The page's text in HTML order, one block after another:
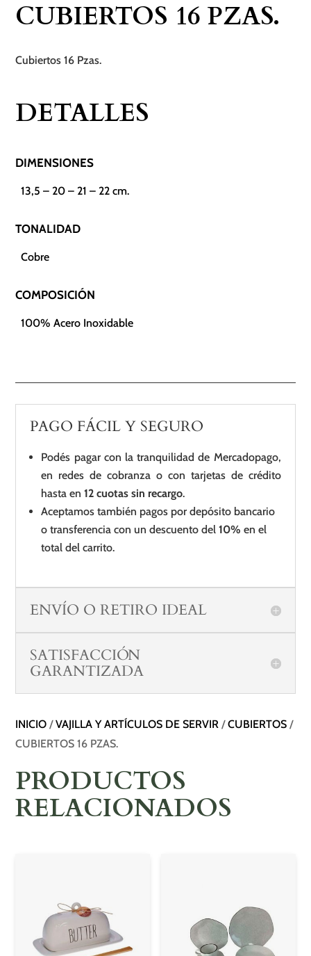
CUBIERTOS 16 PZAS.
Cubiertos 16 Pzas.
DETALLES
DIMENSIONES
13,5 – 20 – 21 – 22 cm.
TONALIDAD
Cobre
COMPOSICIÓN
100% Acero Inoxidable
PAGO FÁCIL Y SEGURO
Podés pagar con la tranquilidad de Mercadopago,
en redes de cobranza o con tarjetas de crédito
hasta en12 cuotas sin recargo.
Aceptamos también pagos por depósito bancario
o transferencia con un descuento del10% en el
total del carrito.
ENVÍO O RETIRO IDEAL
SATISFACCIÓN
GARANTIZADA
INICIO /VAJILLA Y ARTÍCULOS DE SERVIR /CUBIERTOS /
CUBIERTOS 16 PZAS.
PRODUCTOS
RELACIONADOS